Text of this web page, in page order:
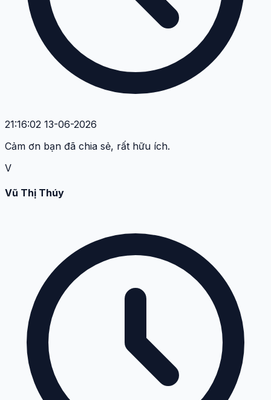
21:16:02 13-06-2026
Cảm ơn bạn đã chia sẻ, rất hữu ích.
V
Vũ Thị Thúy